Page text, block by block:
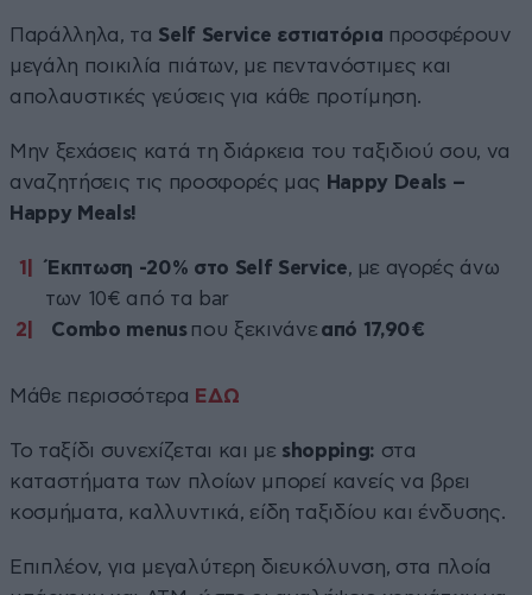
Παράλληλα, τα Self Service εστιατόρια προσφέρουν
μεγάλη ποικιλία πιάτων, με πεντανόστιμες και
απολαυστικές γεύσεις για κάθε προτίμηση.
Μην ξεχάσεις κατά τη διάρκεια του ταξιδιού σου, να
αναζητήσεις τις προσφορές μας Happy Deals –
Happy Meals!
Έκπτωση -20% στο Self Service, με αγορές άνω
των 10€ από τα bar
Combo menus που ξεκινάνε από 17,90€
Μάθε περισσότερα ΕΔΩ
Το ταξίδι συνεχίζεται και με shopping: στα
καταστήματα των πλοίων μπορεί κανείς να βρει
κοσμήματα, καλλυντικά, είδη ταξιδίου και ένδυσης.
Επιπλέον, για μεγαλύτερη διευκόλυνση, στα πλοία